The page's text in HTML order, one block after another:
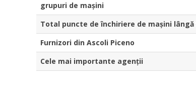
grupuri de mașini
Total puncte de închiriere de mașini
Furnizori din Ascoli Piceno
Cele mai importante agenții